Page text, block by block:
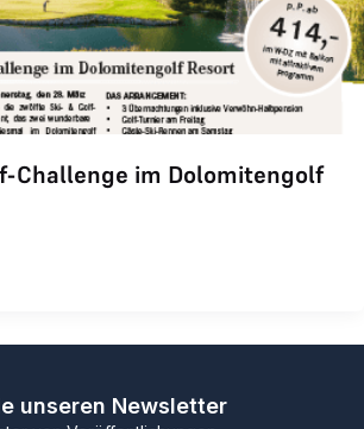
Challenge im Dolomitengolf
unseren Newsletter